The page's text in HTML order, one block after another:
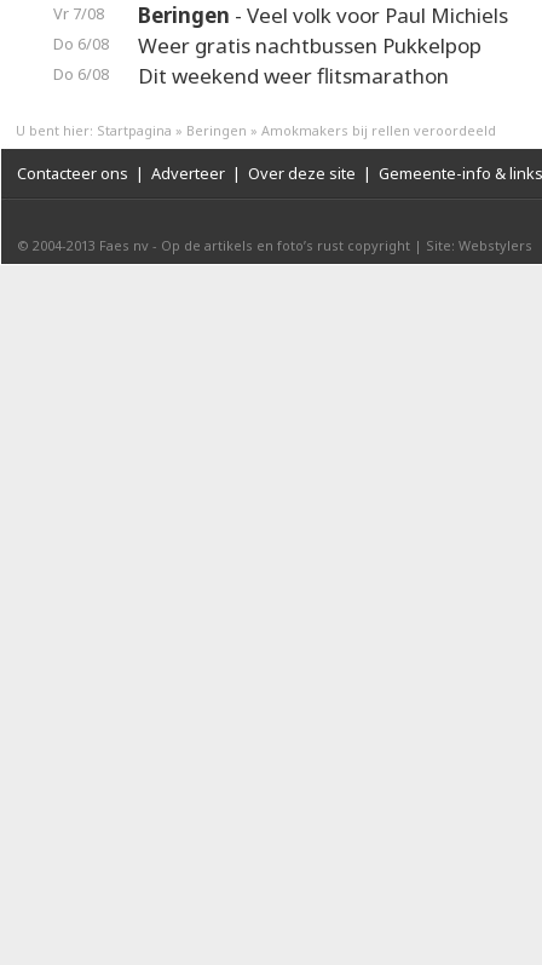
Vr 7/08 Beringen - Veel volk voor Paul Michiels
Do 6/08 Weer gratis nachtbussen Pukkelpop
Do 6/08 Dit weekend weer flitsmarathon
U bent hier: Startpagina » Beringen » Amokmakers bij rellen veroordeeld
Contacteer ons | Adverteer | Over deze site | Gemeente-info & links
© 2004-2013 Faes nv - Op de artikels en foto’s rust copyright | Site: Webstylers